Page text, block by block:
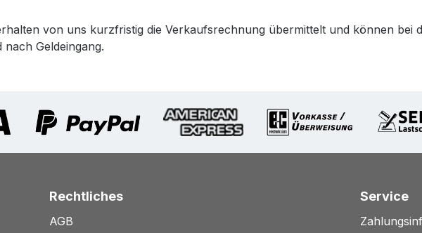
von uns kurzfristig die Verkaufsrechnung übermittelt und können
Geldeingang.
Rechtliches
AGB
Service